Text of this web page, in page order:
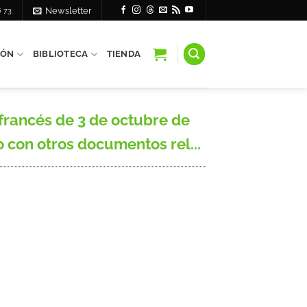
73 Newsletter
BIBLIOTECA TIENDA
de 3 de octubre de
con otros documentos rel...